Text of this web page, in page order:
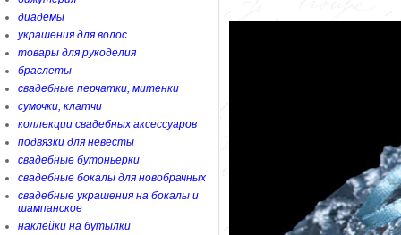
диадемы
украшения для волос
товары для рукоделия
браслеты
свадебные перчатки, митенки
сумочки, клатчи
коллекции свадебных аксессуаров
подвязки для невесты
свадебные бутоньерки
свадебные бокалы для новобрачных
свадебные украшения на бокалы и
шампанское
наклейки на бутылки